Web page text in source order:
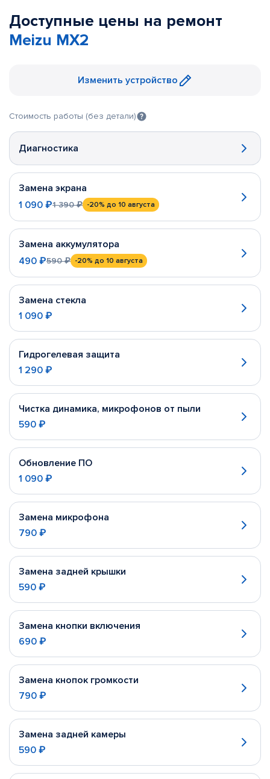
Доступные цены на ремонт
Meizu MX2
Изменить устройство
Стоимость работы (без детали)
Диагностика
Замена экрана
1 090 ₽1 390 ₽ -20% до 10 августа
Замена аккумулятора
490 ₽590 ₽ -20% до 10 августа
Замена стекла
1 090 ₽
Гидрогелевая защита
1 290 ₽
Чистка динамика, микрофонов от пыли
590 ₽
Обновление ПО
1 090 ₽
Замена микрофона
790 ₽
Замена задней крышки
590 ₽
Замена кнопки включения
690 ₽
Замена кнопок громкости
790 ₽
Замена задней камеры
590 ₽